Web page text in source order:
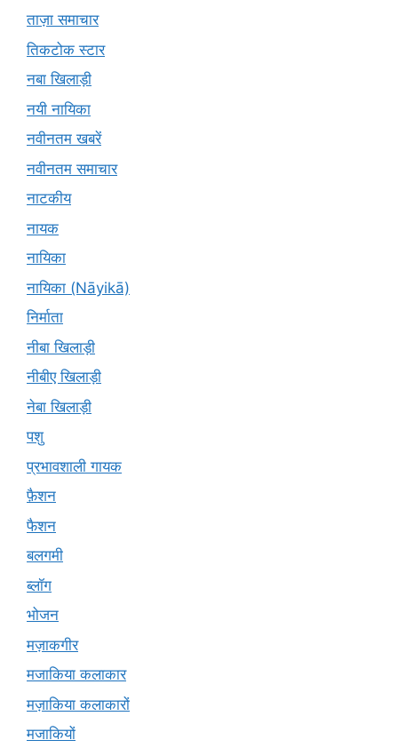
ताज़ा समाचार
तिकटोक स्टार
नबा खिलाड़ी
नयी नायिका
नवीनतम खबरें
नवीनतम समाचार
नाटकीय
नायक
नायिका
नायिका (Nāyikā)
निर्माता
नीबा खिलाड़ी
नीबीए खिलाड़ी
नेबा खिलाड़ी
पशु
प्रभावशाली गायक
फ़ैशन
फैशन
बलगमी
ब्लॉग
भोजन
मज़ाकगीर
मजाकिया कलाकार
मज़ाकिया कलाकारों
मजाकियों